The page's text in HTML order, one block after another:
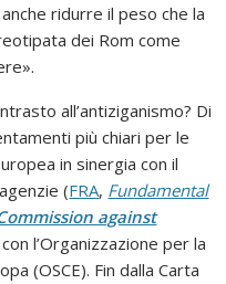
ridurre il peso che la
dei Rom come
all’antiziganismo? Di
più chiari per le
in sinergia con il
(FRA, Fundamental
against
l’Organizzazione per la
(OSCE). Fin dalla Carta